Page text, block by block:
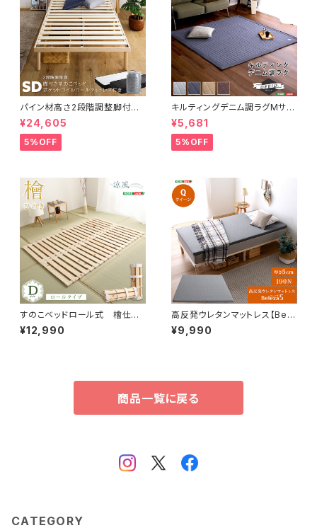
パイン材高さ2段階調整脚付き
すのこベッド ポケットコイルマッ
トレスセット(セミダブル) ASP-
SRM-SD
¥24,605
5%OFF
キルティングデニム調ラグMサイ
ズ(185x185cm)オールシーズ
ン、滑り止め付き、手洗い対応【D
erid-デリッド-】 DRG-M
¥5,681
5%OFF
すのこベッドロール式 檜仕様
(ダブル)【涼風】 HNK-R-D
¥12,990
高反発ウレタンマットレス【Bele
za5-ベレーザ・ファイブ-】(クイ
ーン) ORM-05Q
¥9,990
商品一覧に戻る
CATEGORY